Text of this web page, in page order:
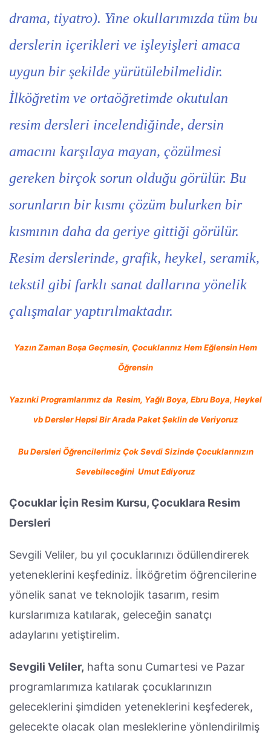
drama, tiyatro). Yine okullarımızda tüm bu
derslerin içerikleri ve işleyişleri amaca
uygun bir şekilde yürütülebilmelidir.
İlköğretim ve ortaöğretimde okutulan
resim dersleri incelendiğinde, dersin
amacını karşılaya mayan, çözülmesi
gereken birçok sorun olduğu görülür. Bu
sorunların bir kısmı çözüm bulurken bir
kısmının daha da geriye gittiği görülür.
Resim derslerinde, grafik, heykel, seramik,
tekstil gibi farklı sanat dallarına yönelik
çalışmalar yaptırılmaktadır.
Yazın Zaman Boşa Geçmesin, Çocuklarınız Hem Eğlensin Hem
Öğrensin
Yazınki Programlarımız da Resim, Yağlı Boya, Ebru Boya, Heykel
vb Dersler Hepsi Bir Arada Paket Şeklin de Veriyoruz
Bu Dersleri Öğrencilerimiz Çok Sevdi Sizinde Çocuklarınızın
Sevebileceğini Umut Ediyoruz
Çocuklar İçin Resim Kursu, Çocuklara Resim
Dersleri
Sevgili Veliler, bu yıl çocuklarınızı ödüllendirerek
yeteneklerini keşfediniz. İlköğretim öğrencilerine
yönelik sanat ve teknolojik tasarım, resim
kurslarımıza katılarak, geleceğin sanatçı
adaylarını yetiştirelim.
Sevgili Veliler, hafta sonu Cumartesi ve Pazar
programlarımıza katılarak çocuklarınızın
geleceklerini şimdiden yeteneklerini keşfederek,
gelecekte olacak olan mesleklerine yönlendirilmiş